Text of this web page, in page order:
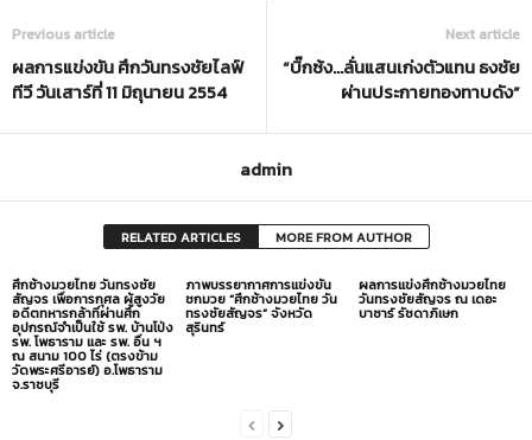
Previous article
ผลการแข่งขัน ศึกวันทรงชัยไลฟ์
ทีวี วันเสาร์ที่ 11 มิถุนายน 2554
Next article
“บิ๊กซ้ง…ลั่นแสนเก่งตัวแทน ธงชัย
ผ่านประกายทองทาบดัง”
admin
RELATED ARTICLES MORE FROM AUTHOR
ศึกช้างมวยไทย วันทรงชัย
สัญจร เพื่อการกุศล ผู้สูงวัย
อดีตทหารกล้าที่ผ่านศึก
อุปกรณ์จำเป็นใช้ รพ. บ้านโป่ง
รพ. โพธาราม และ รพ. อื่น ฯ
ณ สนาม 100 ไร่ (ตรงข้าม
วัดพระศรีอารย์) อ.โพธาราม
จ.ราชบุรี
ภาพบรรยากาศการแข่งขัน
ชกมวย “ศึกช้างมวยไทย วัน
ทรงชัยสัญจร” จังหวัด
สุรินทร์
ผลการแข่งศึกช้างมวยไทย
วันทรงชัยสัญจร ณ เดอะ
บาซาร์ รัชดาภิเษก